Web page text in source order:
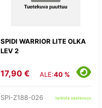
SPIDI WARRIOR LITE OLKA
LEV 2
17,90 € ALE:40 %
SPI-Z188-026 tarkista saatavuus